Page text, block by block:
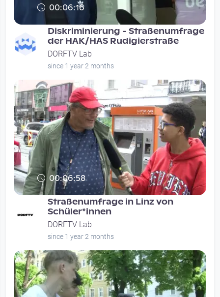
00:06:16
Diskriminierung - Straßenumfrage
der HAK/HAS Rudigierstraße
DORFTV Lab
since 1 year 2 months
00:06:58
Straßenumfrage in Linz von
Schüler*innen
DORFTV Lab
since 1 year 2 months